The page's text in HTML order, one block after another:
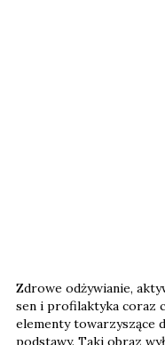
Zdrowe odżywianie,
sen i profilaktyka coraz
elementy towarzyszące
podstawy. Taki obraz